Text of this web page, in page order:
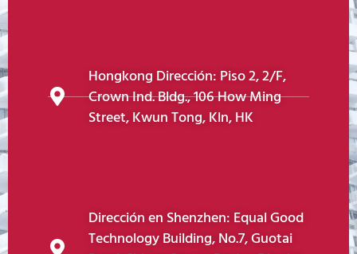
Hongkong Dirección: Piso 2, 2/F,
Crown Ind. Bldg., 106 How Ming
Street, Kwun Tong, Kln, HK
Dirección en Shenzhen: Equal Good
Technology Building, No.7, Guotai